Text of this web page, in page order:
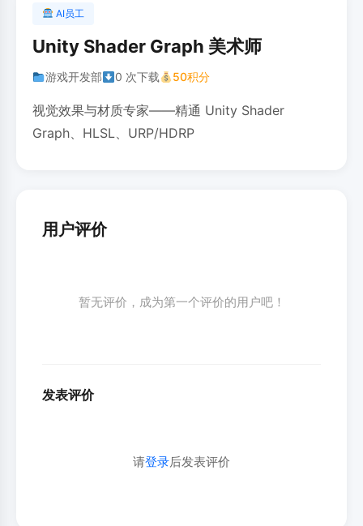
AI员工
Unity Shader Graph 美术师
游戏开发部 0 次下载 50积分
视觉效果与材质专家——精通 Unity Shader
Graph、HLSL、URP/HDRP
用户评价
暂无评价，成为第一个评价的用户吧！
发表评价
请登录后发表评价